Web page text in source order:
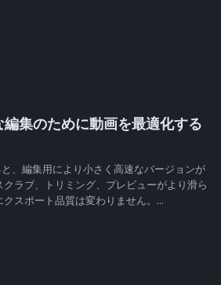
編集のために動画を最適化する
、編集用により小さく高速なバージョンが
ラブ、トリミング、プレビューがより滑ら
スポート品質は変わりません。...